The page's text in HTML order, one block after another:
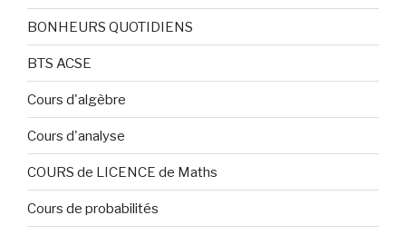
BONHEURS QUOTIDIENS
BTS ACSE
Cours d'algèbre
Cours d'analyse
COURS de LICENCE de Maths
Cours de probabilités